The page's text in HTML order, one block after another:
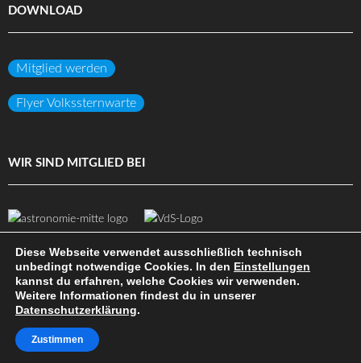
DOWNLOAD
Mitglied werden
Flyer Volkssternwarte
WIR SIND MITGLIED BEI
(c) Volkssternwarte Darmstadt e.V.
DATENSCHUTZ IMPRESSUM
Diese Webseite verwendet ausschließlich technisch
unbedingt notwendige Cookies. In den Einstellungen
kannst du erfahren, welche Cookies wir verwenden.
Weitere Informationen findest du in unserer
Datenschutzerklärung.
Zustimmen